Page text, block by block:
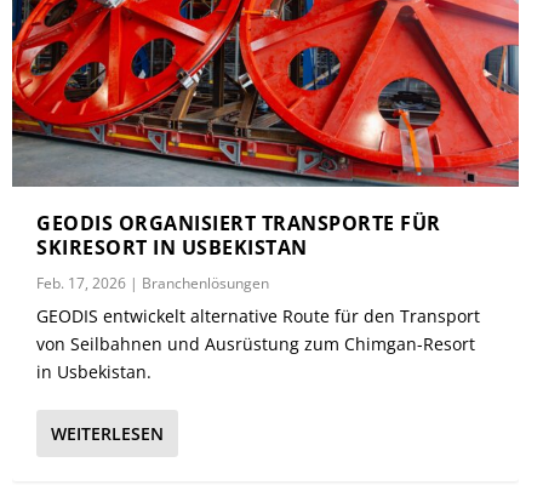
GEODIS ORGANISIERT TRANSPORTE FÜR
SKIRESORT IN USBEKISTAN
Feb. 17, 2026 | Branchenlösungen
GEODIS entwickelt alternative Route für den Transport
von Seilbahnen und Ausrüstung zum Chimgan-Resort
in Usbekistan.
WEITERLESEN